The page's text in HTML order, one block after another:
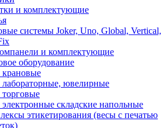
и комплектующие
системы Joker, Uno, Global, Vertical,
и комплектующие
оборудование
ювелирные
складские напольные
этикетирования (весы с печатью